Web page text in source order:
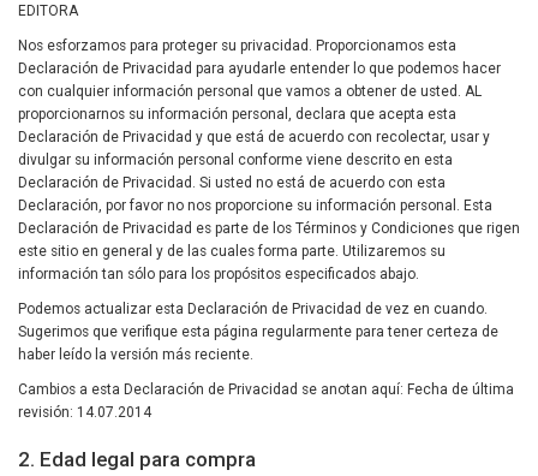
EDITORA
Nos esforzamos para proteger su privacidad. Proporcionamos esta
Declaración de Privacidad para ayudarle entender lo que podemos hacer
con cualquier información personal que vamos a obtener de usted. AL
proporcionarnos su información personal, declara que acepta esta
Declaración de Privacidad y que está de acuerdo con recolectar, usar y
divulgar su información personal conforme viene descrito en esta
Declaración de Privacidad. Si usted no está de acuerdo con esta
Declaración, por favor no nos proporcione su información personal. Esta
Declaración de Privacidad es parte de los Términos y Condiciones que rigen
este sitio en general y de las cuales forma parte. Utilizaremos su
información tan sólo para los propósitos especificados abajo.
Podemos actualizar esta Declaración de Privacidad de vez en cuando.
Sugerimos que verifique esta página regularmente para tener certeza de
haber leído la versión más reciente.
Cambios a esta Declaración de Privacidad se anotan aquí: Fecha de última
revisión: 14.07.2014
2. Edad legal para compra